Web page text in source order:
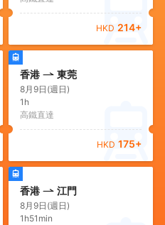
HKD 214+
香港 東莞
8月9日(週日)
1h
高鐵直達
HKD 175+
香港 江門
8月9日(週日)
1h51min